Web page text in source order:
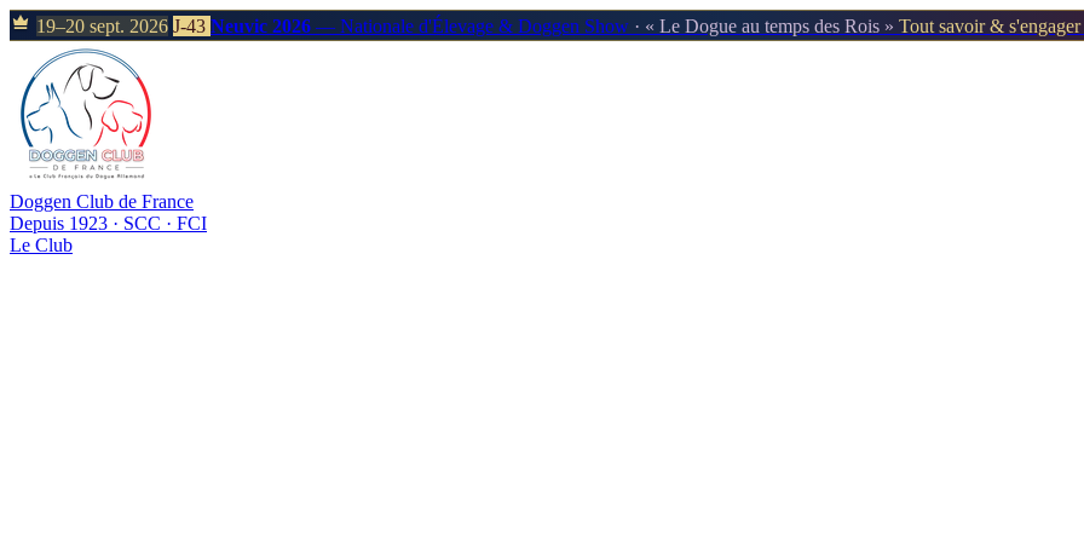
19–20 sept. 2026 J-43 Neuvic 2026 — Nationale d'Élevage & Doggen Show · « Le Dogue au temps des Rois » Tout savoir &
Doggen Club de France
Depuis 1923 · SCC · FCI
Le Club